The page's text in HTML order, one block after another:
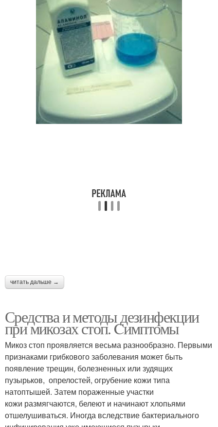
читать дальше →
Средства и методы дезинфекции
при микозах стоп. Cимптомы
Микоз стоп проявляется весьма разнообразно. Первыми
признаками грибкового заболевания может быть
появление трещин, болезненных или зудящих
пузырьков, опрелостей, огрубение кожи типа
натоптышей. Затем пораженные участки
кожи размягчаются, белеют и начинают хлопьями
отшелушиваться. Иногда вследствие бактериального